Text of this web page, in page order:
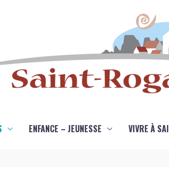
ENFANCE – JEUNESSE VIVRE À